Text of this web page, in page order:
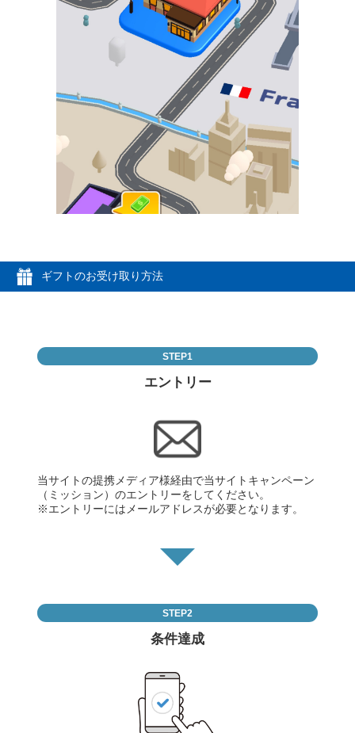
ギフトのお受け取り方法
STEP1
エントリー
当サイトの提携メディア様経由で当サイトキャンペーン
（ミッション）のエントリーをしてください。
※エントリーにはメールアドレスが必要となります。
STEP2
条件達成